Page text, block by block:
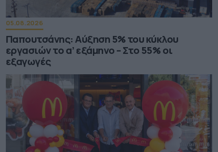
05.08.2026
Παπουτσάνης: Αύξηση 5% του κύκλου
εργασιών το α’ εξάμηνο – Στο 55% οι
εξαγωγές